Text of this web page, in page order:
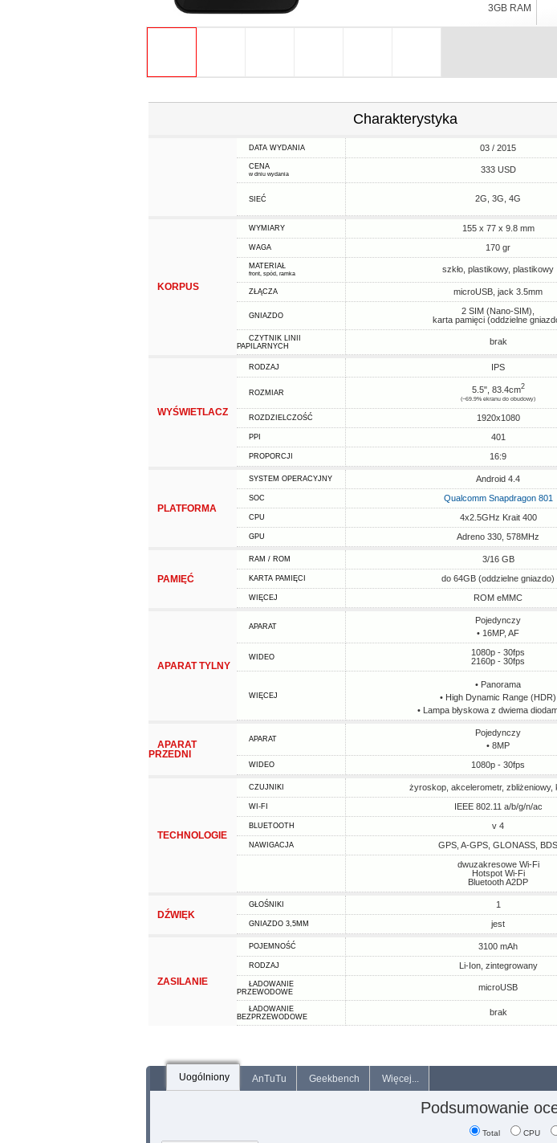
3GB RAM
Charakterystyka
DATA WYDANIA 03 / 2015
CENA
w dniu wydania 333 USD
SIEĆ 2G, 3G, 4G
KORPUS
WYMIARY 155 x 77 x 9.8 mm
WAGA 170 gr
MATERIAŁ
front, spód, ramka szkło, plastikowy, plastikowy
ZŁĄCZA microUSB, jack 3.5mm
GNIAZDO
2 SIM (Nano-SIM),
karta pamięci (oddzielne
CZYTNIK LINII
PAPILARNYCH
brak
WYŚWIETLACZ
RODZAJ IPS
ROZMIAR 5.5", 83.4cm2
(~69.9% ekranu do obudowy)
ROZDZIELCZOŚĆ 1920x1080
PPI 401
PROPORCJI 16:9
PLATFORMA
SYSTEM OPERACYJNY Android 4.4
SOC Qualcomm Snapdragon 801
CPU 4x2.5GHz Krait 400
GPU Adreno 330, 578MHz
PAMIĘĆ
RAM / ROM 3/16 GB
KARTA PAMIĘCI do 64GB (oddzielne gniazdo)
WIĘCEJ ROM eMMC
APARAT TYLNY
APARAT
Pojedynczy
• 16MP, AF
WIDEO
1080p - 30fps
2160p - 30fps
WIĘCEJ
• Panorama
• High Dynamic Range (HDR)
• Lampa błyskowa z dwiema
APARAT
PRZEDNI
APARAT
Pojedynczy
• 8MP
WIDEO 1080p - 30fps
TECHNOLOGIE
CZUJNIKI żyroskop, akcelerometr, zbliżeniowy,
WI-FI IEEE 802.11 a/b/g/n/ac
BLUETOOTH v 4
NAWIGACJA
GPS, A-GPS, GLONASS, BDS
dwuzakresowe Wi-Fi
Hotspot Wi-Fi
Bluetooth A2DP
DŹWIĘK
GŁOŚNIKI 1
GNIAZDO 3,5MM jest
ZASILANIE
POJEMNOŚĆ 3100 mAh
RODZAJ Li-Ion, zintegrowany
ŁADOWANIE
PRZEWODOWE
microUSB
ŁADOWANIE
BEZPRZEWODOWE
brak
Uogólniony AnTuTu Geekbench Więcej...
Podsumowanie
Total CPU